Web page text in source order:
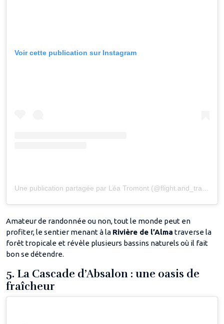
Voir cette publication sur Instagram
Une publication partagée par Léa Tromont (@flight.and_travel)
Amateur de randonnée ou non, tout le monde peut en
profiter, le sentier menant à la Rivière de l’Alma traverse la
forêt tropicale et révèle plusieurs bassins naturels où il fait
bon se détendre.
5. La Cascade d’Absalon : une oasis de
fraîcheur